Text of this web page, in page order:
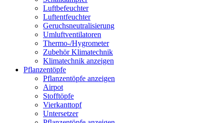
Luftbefeuchter
Luftentfeuchter
Geruchsneutralisierung
Umluftventilatoren
Thermo-/Hygrometer
Zubehör Klimatechnik
Klimatechnik anzeigen
Pflanzentöpfe
Pflanzentöpfe anzeigen
Airpot
Stofftöpfe
Vierkanttopf
Untersetzer